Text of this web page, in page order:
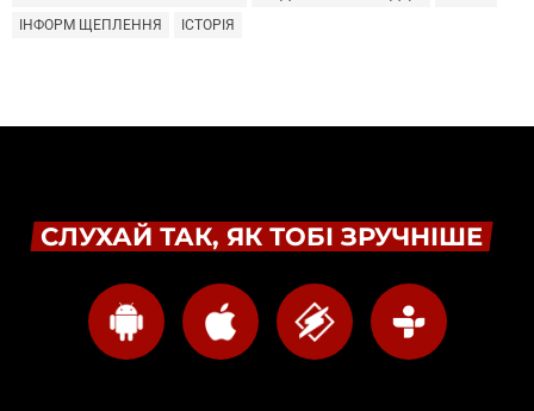
ІНФОРМ ЩЕПЛЕННЯ
ІСТОРІЯ
СЛУХАЙ ТАК, ЯК ТОБІ ЗРУЧНІШЕ